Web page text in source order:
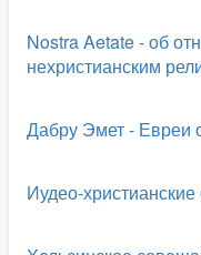
Nostra Aetate - об
нехристианским
Дабру Эмет - Евреи
Иудео-